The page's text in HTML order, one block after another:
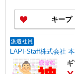
キープ
派遣社員
LAPI-Staff株式会社